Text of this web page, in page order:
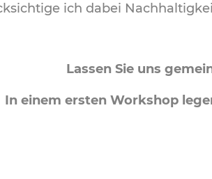
ich dabei
Lassen Sie uns
In einem ersten Workshop